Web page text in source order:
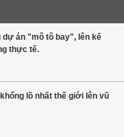
dự án "mô tô bay", lên kế
thực tế.
lồ nhất thế giới lên vũ